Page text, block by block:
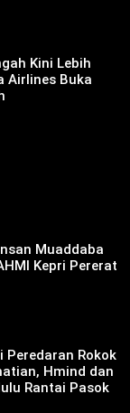
Kini Lebih
Airlines Buka
Muaddaba
Kepri Pererat
Peredaran Rokok
Hmind dan
Rantai Pasok